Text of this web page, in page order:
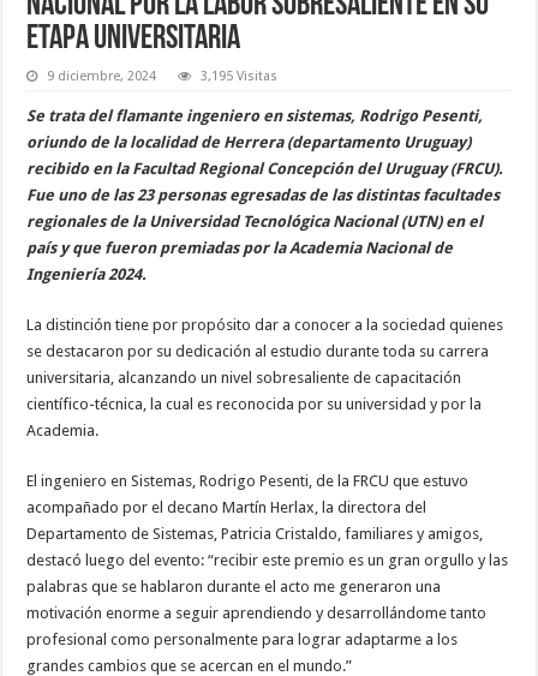
etapa universitaria
9 diciembre, 2024 3,195 Visitas
Se trata del flamante ingeniero en sistemas, Rodrigo Pesenti,
oriundo de la localidad de Herrera (departamento Uruguay)
recibido en la Facultad Regional Concepción del Uruguay (FRCU).
Fue uno de las 23 personas egresadas de las distintas facultades
regionales de la Universidad Tecnológica Nacional (UTN) en el
país y que fueron premiadas por la Academia Nacional de
Ingeniería 2024.
La distinción tiene por propósito dar a conocer a la sociedad quienes
se destacaron por su dedicación al estudio durante toda su carrera
universitaria, alcanzando un nivel sobresaliente de capacitación
científico-técnica, la cual es reconocida por su universidad y por la
Academia.
El ingeniero en Sistemas, Rodrigo Pesenti, de la FRCU que estuvo
acompañado por el decano Martín Herlax, la directora del
Departamento de Sistemas, Patricia Cristaldo, familiares y amigos,
destacó luego del evento: “recibir este premio es un gran orgullo y las
palabras que se hablaron durante el acto me generaron una
motivación enorme a seguir aprendiendo y desarrollándome tanto
profesional como personalmente para lograr adaptarme a los
grandes cambios que se acercan en el mundo.”